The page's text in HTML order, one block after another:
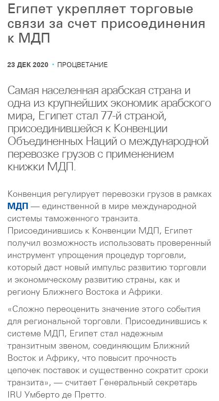
Египет укрепляет торговые
связи за счет присоединения
к МДП
23 ДЕК 2020 · ПРОЦВЕТАНИЕ
Самая населенная арабская страна и
одна из крупнейших экономик арабского
мира, Египет стал 77-й страной,
присоединившейся к Конвенции
Объединенных Наций о международной
перевозке грузов с применением
книжки МДП.
Конвенция регулирует перевозки грузов в рамках
МДП — единственной в мире международной
системы таможенного транзита.
Присоединившись к Конвенции МДП, Египет
получил возможность использовать проверенный
инструмент упрощения процедур торговли,
который даст новый импульс развитию торговли
и экономическому развитию страны, как и
региону Ближнего Востока и Африки.
«Сложно переоценить значение этого события
для региональной торговли. Присоединившись к
системе МДП, Египет стал надежным
транзитным звеном, соединяющим Ближний
Восток и Африку, что повысит прочность
цепочек поставок и существенно сократит сроки
транзита», — считает Генеральный секретарь
IRU Умберто де Претто.